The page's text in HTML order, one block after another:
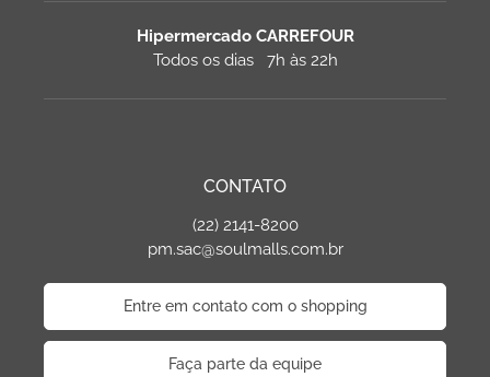
Hipermercado CARREFOUR
Todos os dias 7h às 22h
CONTATO
(22) 2141-8200
pm.sac@soulmalls.com.br
Entre em contato com o shopping
Faça parte da equipe